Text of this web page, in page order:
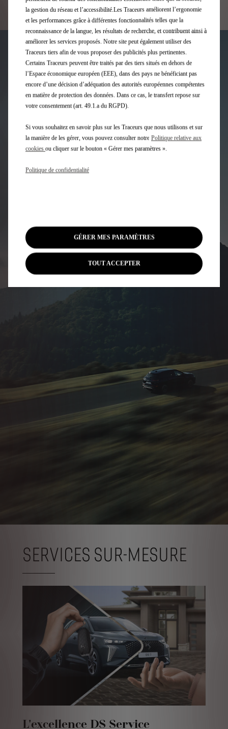
DS AUTOMOBILES &
L’ENVIRONNEMENT
Constructeur responsable, DS Automobiles s’implique
Pour plus
De la conception des véhicules jusqu’au retraitement des
pièces usagées, DS Automobiles s’engage avec son réseau,
dans une action vigilante à chaque étape du cycle de vie du
Pour plus d’informations, rendez-vous sur le site :
SERVICES SUR-MESURE
L'excellence DS Service
la gestion du réseau et l’accessibilité.Les Traceurs améliorent l’ergonomie
et les performances grâce à différentes fonctionnalités telles que la
reconnaissance de la langue, les résultats de recherche, et contribuent ainsi à
améliorer les services proposés. Notre site peut également utiliser des
Traceurs tiers afin de vous proposer des publicités plus pertinentes.
Certains Traceurs peuvent être traités par des tiers situés en dehors de
l’Espace économique européen (EEE), dans des pays ne bénéficiant pas
encore d’une décision d’adéquation des autorités européennes compétentes
en matière de protection des données. Dans ce cas, le transfert repose sur
votre consentement (art. 49.1.a du RGPD).
Si vous souhaitez en savoir plus sur les Traceurs que nous utilisons et sur
la manière de les gérer, vous pouvez consulter notre Politique relative aux
cookies ou cliquer sur le bouton « Gérer mes paramètres ».
Politique de confidentialité
GÉRER MES PARAMÈTRES
TOUT ACCEPTER